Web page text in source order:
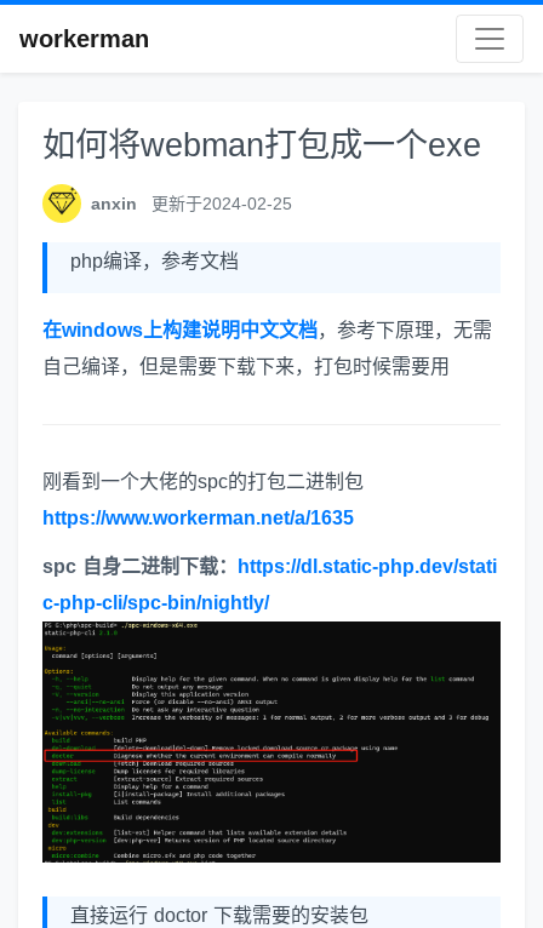
workerman
如何将webman打包成一个exe
anxin 更新于2024-02-25
php编译，参考文档
在windows上构建说明中文文档，参考下原理，无需
自己编译，但是需要下载下来，打包时候需要用
刚看到一个大佬的spc的打包二进制包
https://www.workerman.net/a/1635
spc 自身二进制下载：
https://dl.static-php.dev/stati
c-php-cli/spc-bin/nightly/
直接运行 doctor 下载需要的安装包